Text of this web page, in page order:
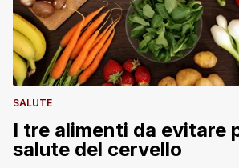
SALUTE
I tre alimenti da evitare
salute del cervello